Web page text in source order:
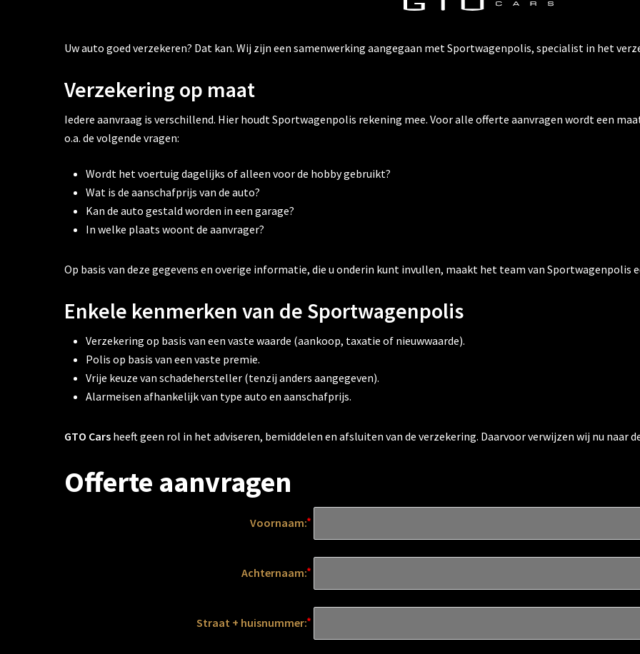
Uw auto goed verzekeren? Dat kan. Wij zijn een samenwerking aangegaan met Sportwagenpolis, specialist in het
Verzekering op maat
Iedere aanvraag is verschillend. Hier houdt Sportwagenpolis rekening mee. Voor alle offerte aanvragen wordt een
o.a. de volgende vragen:
Wordt het voertuig dagelijks of alleen voor de hobby gebruikt?
Wat is de aanschafprijs van de auto?
Kan de auto gestald worden in een garage?
In welke plaats woont de aanvrager?
Op basis van deze gegevens en overige informatie, die u onderin kunt invullen, maakt het team van Sportwagenpolis
Enkele kenmerken van de Sportwagenpolis
Verzekering op basis van een vaste waarde (aankoop, taxatie of nieuwwaarde).
Polis op basis van een vaste premie.
Vrije keuze van schadehersteller (tenzij anders aangegeven).
Alarmeisen afhankelijk van type auto en aanschafprijs.
GTO Cars heeft geen rol in het adviseren, bemiddelen en afsluiten van de verzekering. Daarvoor verwijzen wij nu naar
Offerte aanvragen
Voornaam:
Achternaam:
Straat + huisnummer: